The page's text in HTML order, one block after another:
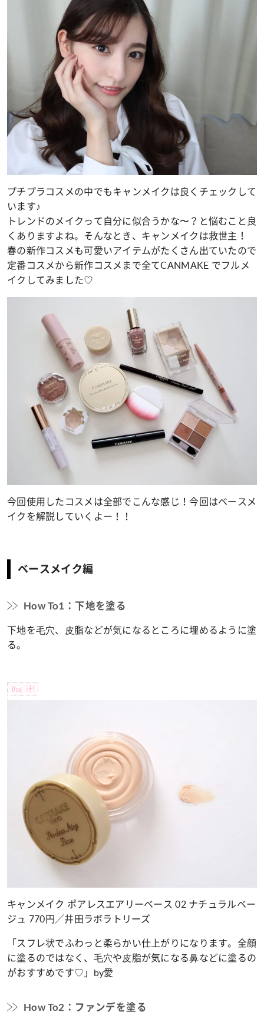
プチプラコスメの中でもキャンメイクは良くチェックして
います♪
トレンドのメイクって自分に似合うかな〜？と悩むこと良
くありますよね。そんなとき、キャンメイクは救世主！
春の新作コスメも可愛いアイテムがたくさん出ていたので
定番コスメから新作コスメまで全てCANMAKE でフルメ
イクしてみました♡
今回使用したコスメは全部でこんな感じ！今回はベースメ
イクを解説していくよー！！
ベースメイク編
How To1：下地を塗る
下地を⽑⽳、⽪脂などが気になるところに埋めるように塗
る。
Use it!
キャンメイク ポアレスエアリーベース 02 ナチュラルベー
ジュ 770円／井田ラボラトリーズ
「スフレ状でふわっと柔らかい仕上がりになります。全顔
に塗るのではなく、⽑⽳や⽪脂が気になる⿐などに塗るの
がおすすめです♡」by愛
How To2：ファンデを塗る